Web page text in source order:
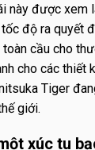
này được xem
độ ra quyết
cầu cho
cho các thiết
Tiger
giới.
xúc tu